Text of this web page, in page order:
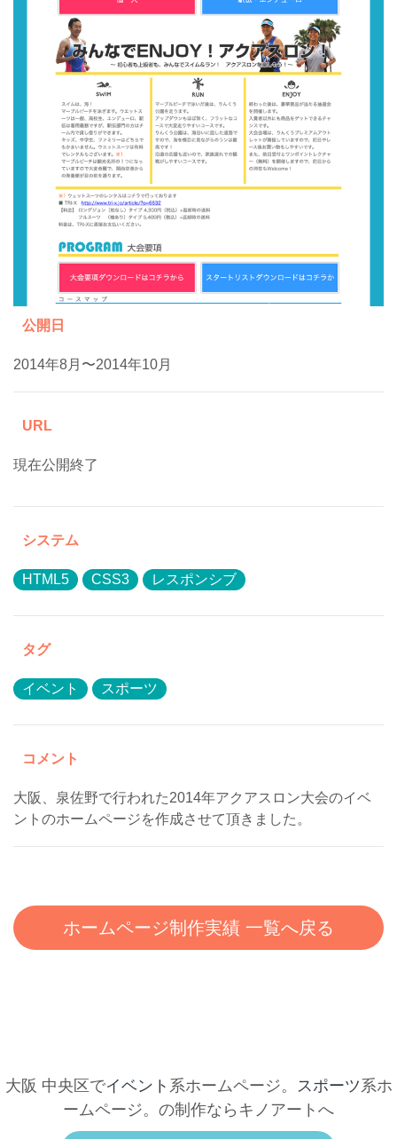
公開日
2014年8月〜2014年10月
URL
現在公開終了
システム
HTML5 CSS3 レスポンシブ
タグ
イベント スポーツ
コメント
大阪、泉佐野で行われた2014年アクアスロン大会のイベ
ントのホームページを作成させて頂きました。
ホームページ制作実績 一覧へ戻る
大阪 中央区でイベント 系ホームページ。 スポーツ系ホ
ームページ。の制作ならキノアートへ